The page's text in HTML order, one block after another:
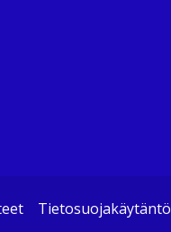
Tietosuojakäytäntö